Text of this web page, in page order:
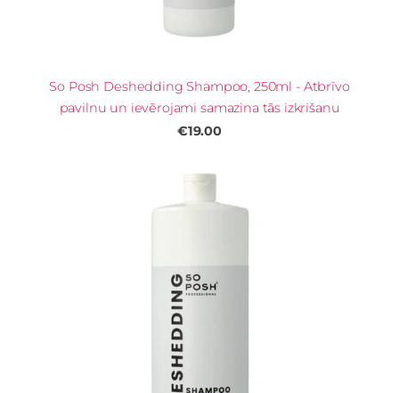
So Posh Deshedding Shampoo, 250ml - Atbrīvo
pavilnu un ievērojami samazina tās izkrišanu
€19.00